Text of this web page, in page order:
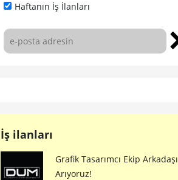
Haftanın İş İlanları
İş ilanları
Grafik Tasarımcı Ekip Arkadaşı
Arıyoruz!